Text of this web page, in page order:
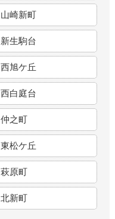
山崎新町
新生駒台
西旭ケ丘
西白庭台
仲之町
東松ケ丘
萩原町
北新町